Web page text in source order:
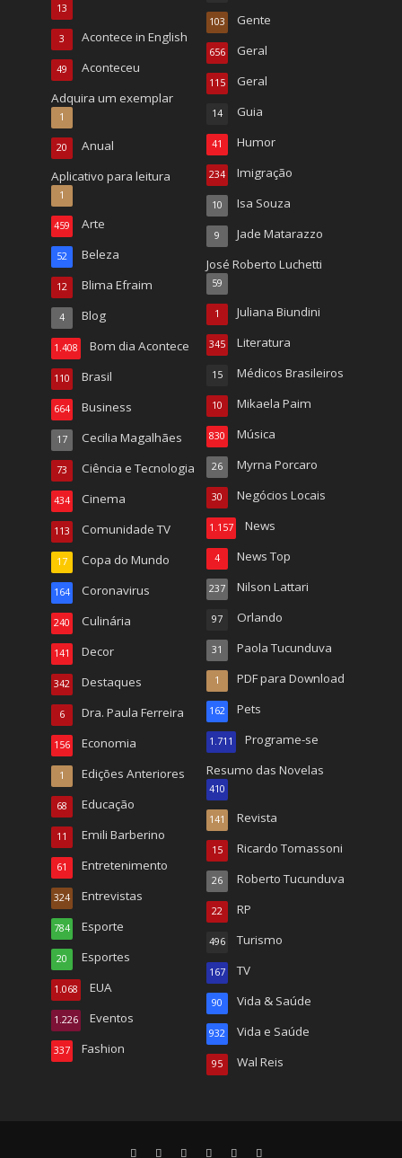
13
Acontece in English
3
Aconteceu
49
Adquira um exemplar
1
Anual
20
Aplicativo para leitura
1
Arte
459
Beleza
52
Blima Efraim
12
Blog
4
Bom dia Acontece
1.408
Brasil
110
Business
664
Cecilia Magalhães
17
Ciência e Tecnologia
73
Cinema
434
Comunidade TV
113
Copa do Mundo
17
Coronavirus
164
Culinária
240
Decor
141
Destaques
342
Dra. Paula Ferreira
6
Economia
156
Edições Anteriores
1
Educação
68
Emili Barberino
11
Entretenimento
61
Entrevistas
324
Esporte
784
Esportes
20
EUA
1.068
Eventos
1.226
Fashion
337
Gente
103
Geral
656
Geral
115
Guia
14
Humor
41
Imigração
234
Isa Souza
10
Jade Matarazzo
9
José Roberto Luchetti
59
Juliana Biundini
1
Literatura
345
Médicos Brasileiros
15
Mikaela Paim
10
Música
830
Myrna Porcaro
26
Negócios Locais
30
News
1.157
News Top
4
Nilson Lattari
237
Orlando
97
Paola Tucunduva
31
PDF para Download
1
Pets
162
Programe-se
1.711
Resumo das Novelas
410
Revista
141
Ricardo Tomassoni
15
Roberto Tucunduva
26
RP
22
Turismo
496
TV
167
Vida & Saúde
90
Vida e Saúde
932
Wal Reis
95